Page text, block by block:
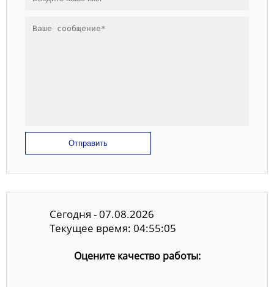
Отправить
Сегодня - 07.08.2026
Текущее время: 04:55:06
Оцените качество работы: